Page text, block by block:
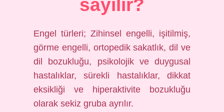
sayılır?
Engel türleri; Zihinsel engelli, işitilmiş,
görme engelli, ortopedik sakatlık, dil ve
dil bozukluğu, psikolojik ve duygusal
hastalıklar, sürekli hastalıklar, dikkat
eksikliği ve hiperaktivite bozukluğu
olarak sekiz gruba ayrılır.